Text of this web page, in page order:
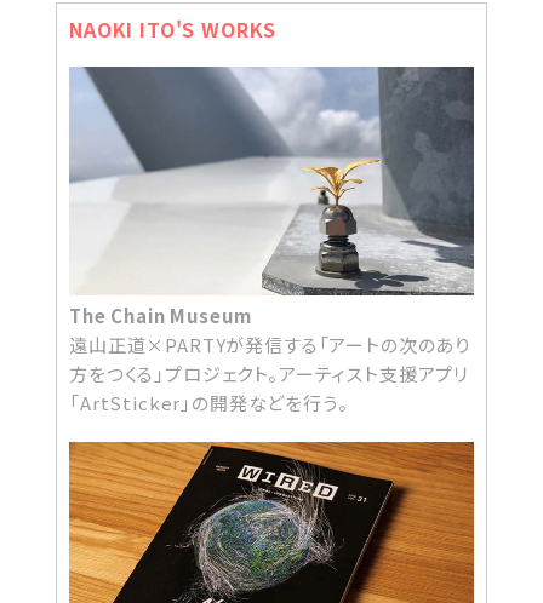
NAOKI ITO'S WORKS
The Chain Museum
遠山正道×PARTYが発信する「アートの次のあり
方をつくる」プロジェクト。アーティスト支援アプリ
「ArtSticker」の開発などを行う。